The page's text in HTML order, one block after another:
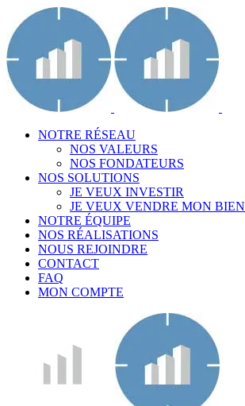
NOTRE RÉSEAU
NOS VALEURS
NOS FONDATEURS
NOS SOLUTIONS
JE VEUX INVESTIR
JE VEUX VENDRE MON BIEN
NOTRE ÉQUIPE
NOS RÉALISATIONS
NOUS REJOINDRE
CONTACT
FAQ
MON COMPTE